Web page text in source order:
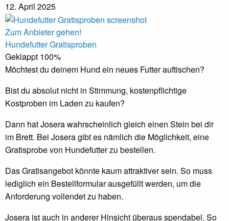
12. April 2025
Zum Anbieter gehen!
Hundefutter Gratisproben
Geklappt 100%
Möchtest du deinem Hund ein neues Futter auftischen?
Bist du absolut nicht in Stimmung, kostenpflichtige
Kostproben im Laden zu kaufen?
Dann hat Josera wahrscheinlich gleich einen Stein bei dir
im Brett. Bei Josera gibt es nämlich die Möglichkeit, eine
Gratisprobe von Hundefutter zu bestellen.
Das Gratisangebot könnte kaum attraktiver sein. So muss
lediglich ein Bestellformular ausgefüllt werden, um die
Anforderung vollendet zu haben.
Josera ist auch in anderer Hinsicht überaus spendabel. So